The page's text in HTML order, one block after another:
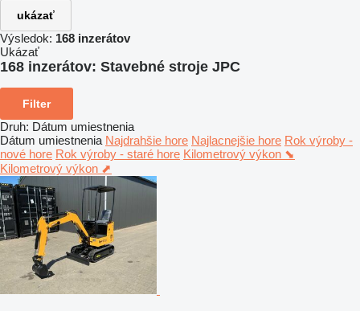
ukázať
Výsledok: 168 inzerátov
Ukázať
168 inzerátov: Stavebné stroje JPC
Filter
Druh: Dátum umiestnenia
Dátum umiestnenia Najdrahšie hore Najlacnejšie hore Rok výroby -
nové hore Rok výroby - staré hore Kilometrový výkon ⬊
Kilometrový výkon ⬈